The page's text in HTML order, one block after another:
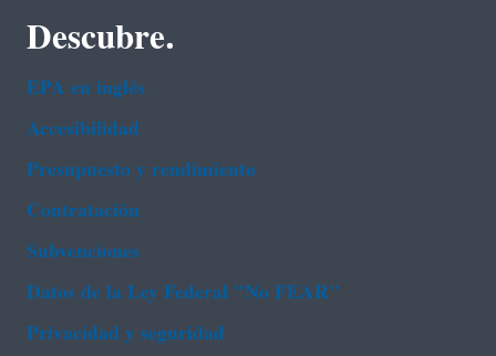
Descubre.
EPA en ingl‌és
Accesibilidad
Presupuesto y rendimiento
Contratación
Subvenciones
Datos de la Ley Federal "No FEAR"
Privacidad y seguridad